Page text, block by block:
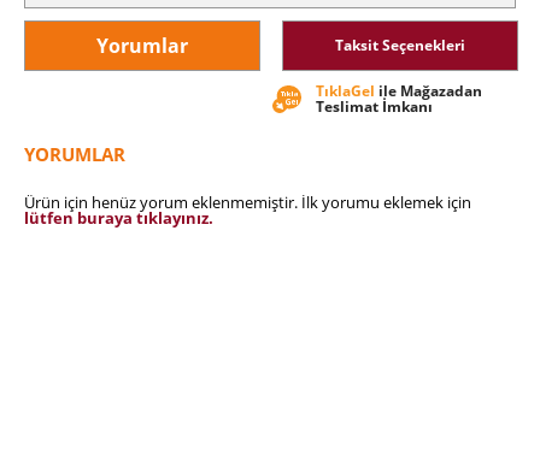
Yorumlar Taksit Seçenekleri
TıklaGel ile Mağazadan
Teslimat İmkanı
YORUMLAR
Ürün için henüz yorum eklenmemiştir. İlk yorumu eklemek için
lütfen buraya tıklayınız.